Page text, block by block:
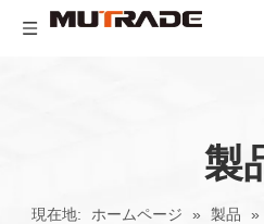
製
現在地: ホームページ » 製品 »